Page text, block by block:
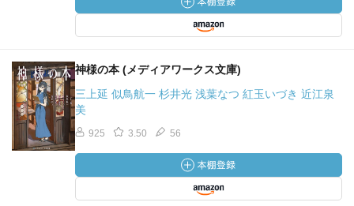
神様の本 (メディアワークス文庫)
三上延 似鳥航一 杉井光 浅葉なつ 紅玉いづき 近江泉
美
925 3.50 56